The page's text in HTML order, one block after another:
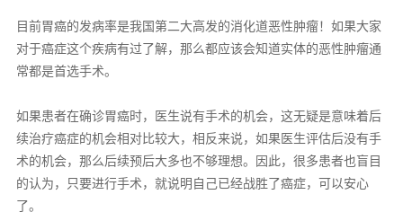
目前胃癌的发病率是我国第二大高发的消化道恶性肿瘤！如果大家
对于癌症这个疾病有过了解，那么都应该会知道实体的恶性肿瘤通
常都是首选手术。
如果患者在确诊胃癌时，医生说有手术的机会，这无疑是意味着后
续治疗癌症的机会相对比较大，相反来说，如果医生评估后没有手
术的机会，那么后续预后大多也不够理想。因此，很多患者也盲目
的认为，只要进行手术，就说明自己已经战胜了癌症，可以安心
了。